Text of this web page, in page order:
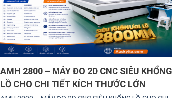
AMH 2800 – MÁY ĐO 2D CNC SIÊU KHỔNG
LỒ CHO CHI TIẾT KÍCH THƯỚC LỚN